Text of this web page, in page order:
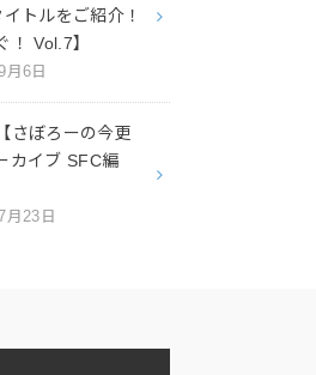
トルをご紹介！
！ Vol.7】
月6日
さぼろーの今更
カイブ SFC編
月23日